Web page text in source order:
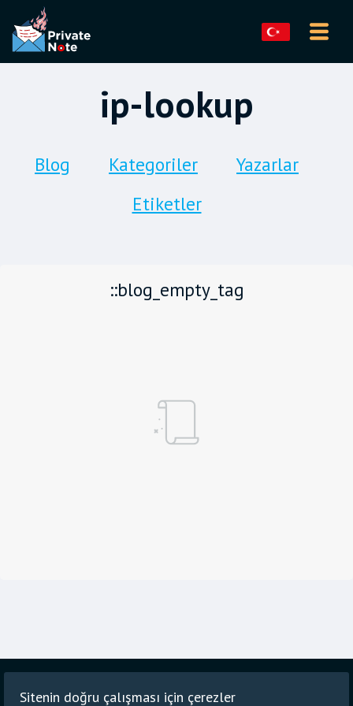
ip-lookup
Blog Kategoriler
Yazarlar
Etiketler
Ana Blog Gizlilik Politikası
Sitenin doğru çalışması için çerezler